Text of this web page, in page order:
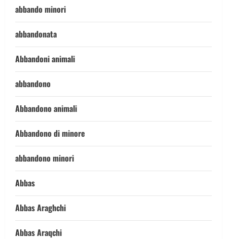
abbando minori
abbandonata
Abbandoni animali
abbandono
Abbandono animali
Abbandono di minore
abbandono minori
Abbas
Abbas Araghchi
Abbas Araqchi